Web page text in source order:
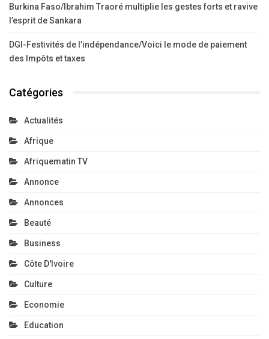
Burkina Faso/Ibrahim Traoré multiplie les gestes forts et ravive
l’esprit de Sankara
DGI-Festivités de l’indépendance/Voici le mode de paiement
des Impôts et taxes
Catégories
Actualités
Afrique
Afriquematin TV
Annonce
Annonces
Beauté
Business
Côte D'Ivoire
Culture
Economie
Education